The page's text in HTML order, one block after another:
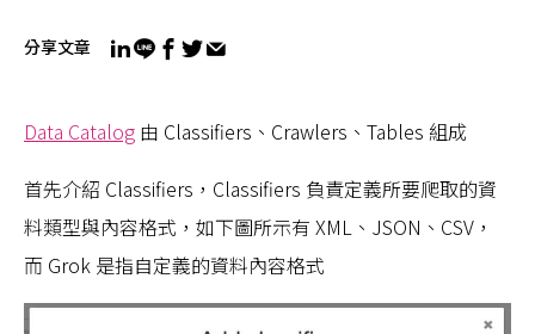
分享文章
Data Catalog 由 Classifiers、Crawlers、Tables 組成
首先介紹 Classifiers，Classifiers 負責定義所要爬取的資
料類型與內容格式，如下圖所示有 XML、JSON、CSV，
而 Grok 是指自定義的資料內容格式